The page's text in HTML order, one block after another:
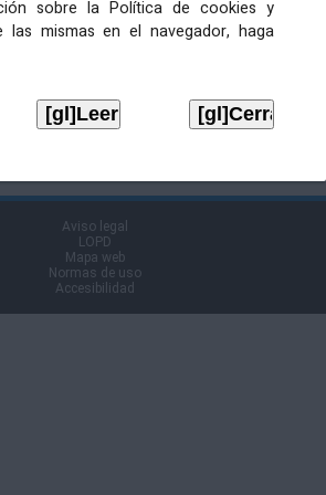
sobre la Política de cookies y
las mismas en el navegador, haga
de publicación
Descargar
Aviso legal
LOPD
Mapa web
Normas de uso
Accesibilidad